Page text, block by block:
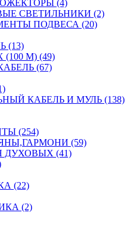
(4)
СВЕТИЛЬНИКИ (2)
ПОДВЕСА (20)
(13)
М) (49)
(67)
КАБЕЛЬ И МУЛЬ (138)
(254)
(59)
ДУХОВЫХ (41)
(22)
(2)